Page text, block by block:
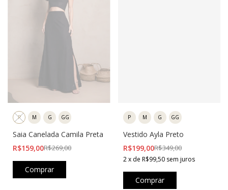
P M G GG
Saia Canelada Camila Preta
R$159,00R$269,00
Comprar
P M G GG
Vestido Ayla Preto
R$199,00R$349,00
2 x de R$99,50 sem juros
Comprar